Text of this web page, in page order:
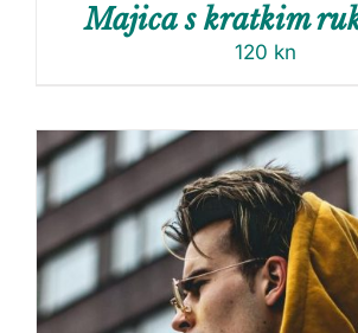
Majica s kratkim
120 kn